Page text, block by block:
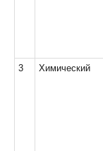
3
Химический